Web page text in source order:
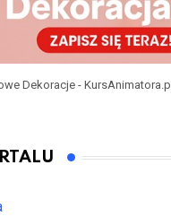
Dekoracje - KursAnimatora.pl